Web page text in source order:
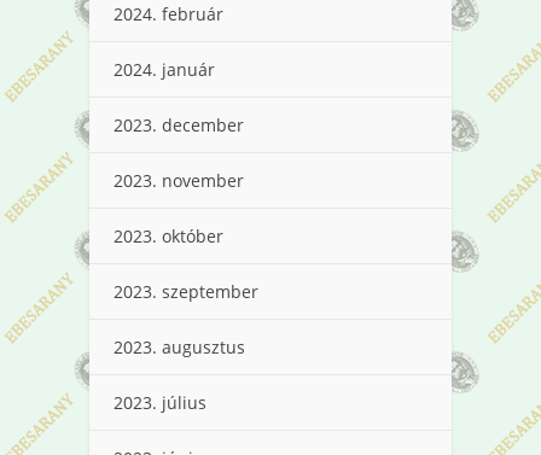
2024. február
2024. január
2023. december
2023. november
2023. október
2023. szeptember
2023. augusztus
2023. július